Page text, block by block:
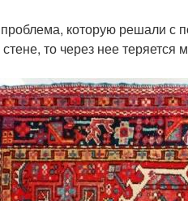
которую решали с
то через нее теряется